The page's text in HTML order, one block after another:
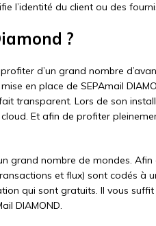
l’identité du client ou des
?
d’un grand nombre
en place de SEPAmail
transparent. Lors de son
Et afin de profiter
grand nombre de mondes.
et flux) sont codés à
qui sont gratuits. Il vous
DIAMOND.